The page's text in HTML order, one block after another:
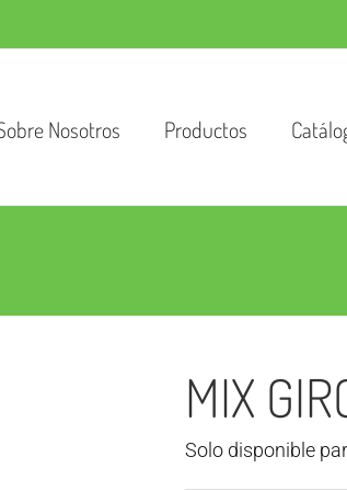
Nosotros Productos
MIX
Solo disponible